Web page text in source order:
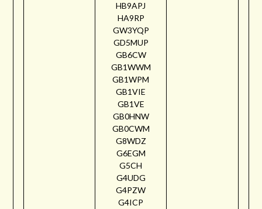
HB9APJ
HA9RP
GW3YQP
GD5MUP
GB6CW
GB1WWM
GB1WPM
GB1VIE
GB1VE
GB0HNW
GB0CWM
G8WDZ
G6EGM
G5CH
G4UDG
G4PZW
G4ICP